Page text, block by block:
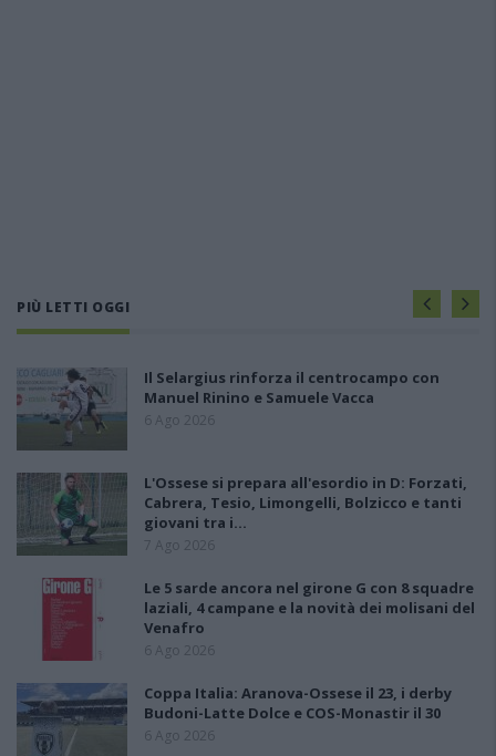
PIÙ LETTI OGGI
Il Selargius rinforza il centrocampo con
Manuel Rinino e Samuele Vacca
6 Ago 2026
L'Ossese si prepara all'esordio in D: Forzati,
Cabrera, Tesio, Limongelli, Bolzicco e tanti
giovani tra i…
7 Ago 2026
Le 5 sarde ancora nel girone G con 8 squadre
laziali, 4 campane e la novità dei molisani del
Venafro
6 Ago 2026
Coppa Italia: Aranova-Ossese il 23, i derby
Budoni-Latte Dolce e COS-Monastir il 30
6 Ago 2026